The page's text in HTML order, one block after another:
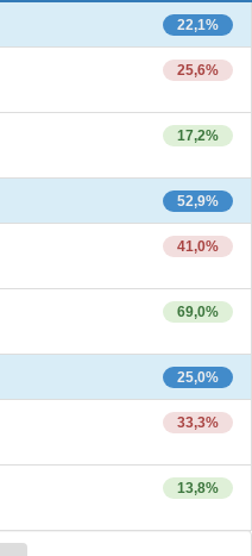
22,1%
25,6%
17,2%
52,9%
41,0%
69,0%
25,0%
33,3%
13,8%